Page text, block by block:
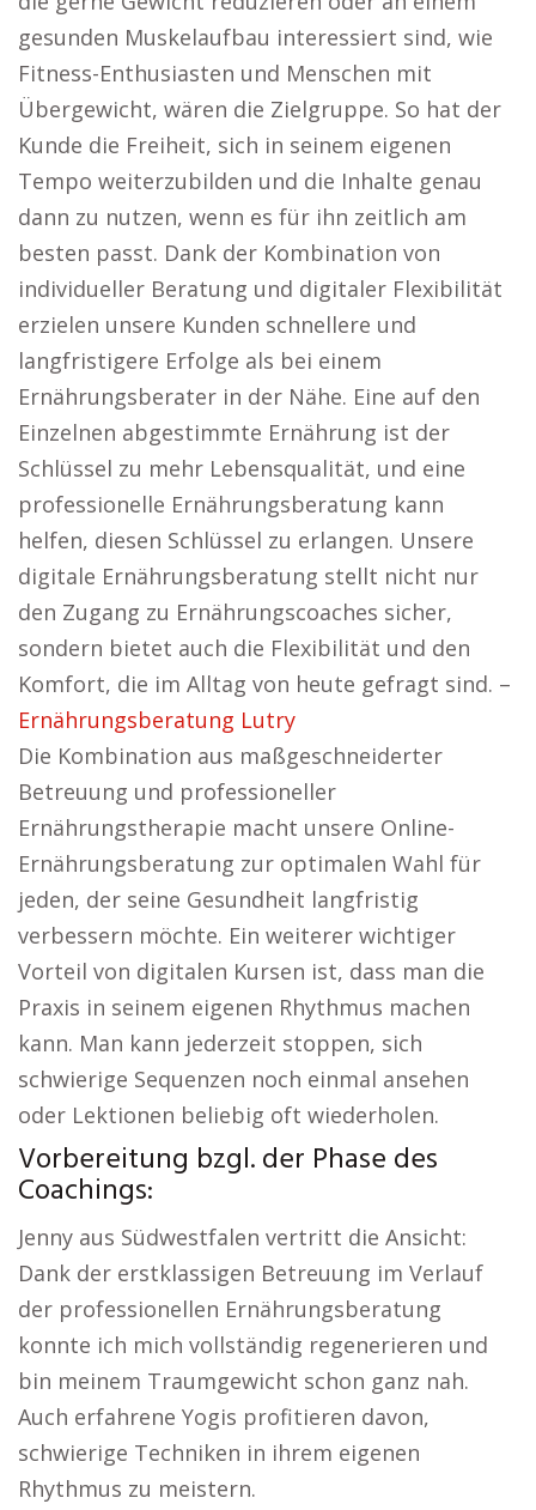
gesunden Muskelaufbau interessiert sind, wie
Fitness-Enthusiasten und Menschen mit
Übergewicht, wären die Zielgruppe. So hat der
Kunde die Freiheit, sich in seinem eigenen
Tempo weiterzubilden und die Inhalte genau
dann zu nutzen, wenn es für ihn zeitlich am
besten passt. Dank der Kombination von
individueller Beratung und digitaler Flexibilität
erzielen unsere Kunden schnellere und
langfristigere Erfolge als bei einem
Ernährungsberater in der Nähe. Eine auf den
Einzelnen abgestimmte Ernährung ist der
Schlüssel zu mehr Lebensqualität, und eine
professionelle Ernährungsberatung kann
helfen, diesen Schlüssel zu erlangen. Unsere
digitale Ernährungsberatung stellt nicht nur
den Zugang zu Ernährungscoaches sicher,
sondern bietet auch die Flexibilität und den
Komfort, die im Alltag von heute gefragt sind. –
Ernährungsberatung Lutry
Die Kombination aus maßgeschneiderter
Betreuung und professioneller
Ernährungstherapie macht unsere Online-
Ernährungsberatung zur optimalen Wahl für
jeden, der seine Gesundheit langfristig
verbessern möchte. Ein weiterer wichtiger
Vorteil von digitalen Kursen ist, dass man die
Praxis in seinem eigenen Rhythmus machen
kann. Man kann jederzeit stoppen, sich
schwierige Sequenzen noch einmal ansehen
oder Lektionen beliebig oft wiederholen.
Vorbereitung bzgl. der Phase des
Coachings:
Jenny aus Südwestfalen vertritt die Ansicht:
Dank der erstklassigen Betreuung im Verlauf
der professionellen Ernährungsberatung
konnte ich mich vollständig regenerieren und
bin meinem Traumgewicht schon ganz nah.
Auch erfahrene Yogis profitieren davon,
schwierige Techniken in ihrem eigenen
Rhythmus zu meistern.